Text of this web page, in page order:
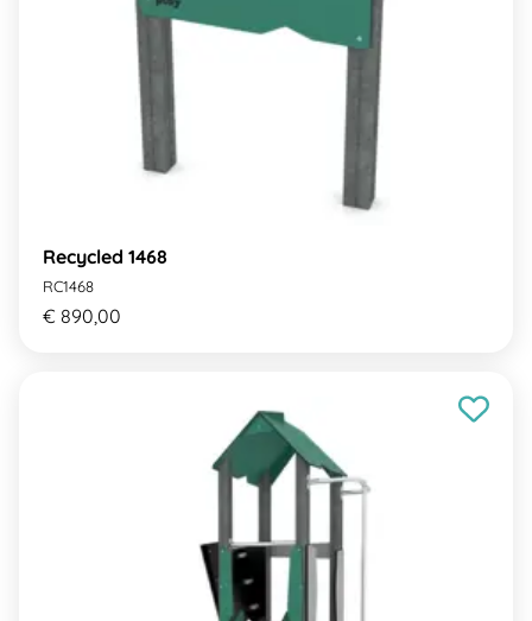
Recycled 1468
RC1468
€ 890,00